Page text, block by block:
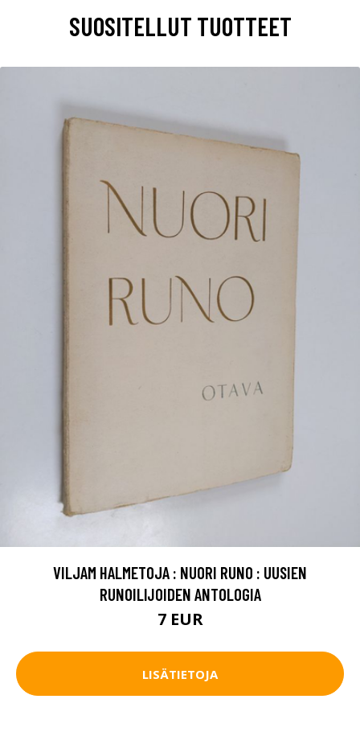
SUOSITELLUT TUOTTEET
VILJAM HALMETOJA : NUORI RUNO : UUSIEN
RUNOILIJOIDEN ANTOLOGIA
7 EUR
LISÄTIETOJA